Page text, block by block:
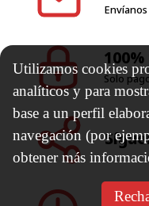
Solo
Utilizamos cookies
analíticos y para
base a un perfil
navegación (por
obtener más